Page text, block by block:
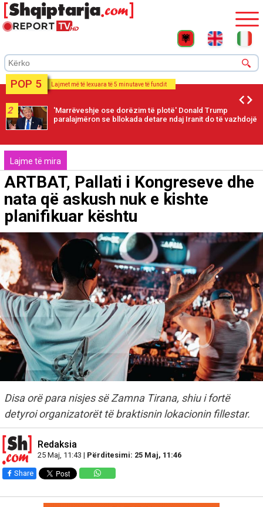
POP 5 Lajmet më të lexuara të 5 minutave të fundit
2
'Marrëveshje ose dorëzim të plotë' Donald Trump
paralajmëron se bllokada detare ndaj Iranit do të vazhdojë
Lajme të mira
ARTBAT, Pallati i Kongreseve dhe
nata që askush nuk e kishte
planifikuar kështu
Disa orë para nisjes së Zamna Tirana, shiu i fortë
detyroi organizatorët të braktisnin lokacionin fillestar.
Redaksia
25 Maj, 11:43 | Përditesimi: 25 Maj, 11:46
Share